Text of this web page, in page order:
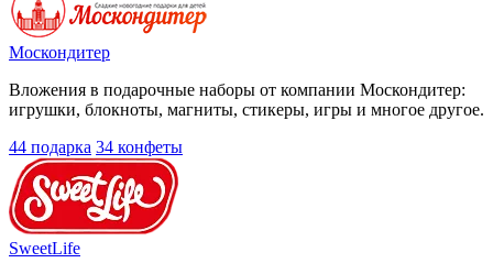
Москондитер
Вложения в подарочные наборы от компании Москондитер:
игрушки, блокноты, магниты, стикеры, игры и многое другое.
44 подарка 34 конфеты
SweetLife